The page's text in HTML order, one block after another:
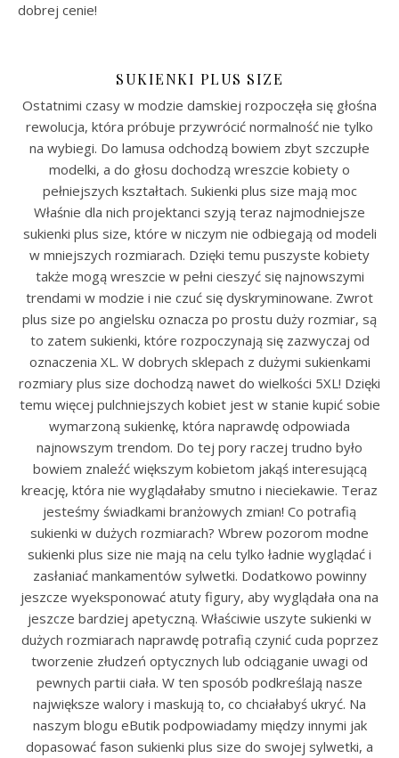
dobrej cenie!
SUKIENKI PLUS SIZE
Ostatnimi czasy w modzie damskiej rozpoczęła się głośna
rewolucja, która próbuje przywrócić normalność nie tylko
na wybiegi. Do lamusa odchodzą bowiem zbyt szczupłe
modelki, a do głosu dochodzą wreszcie kobiety o
pełniejszych kształtach. Sukienki plus size mają moc
Właśnie dla nich projektanci szyją teraz najmodniejsze
sukienki plus size, które w niczym nie odbiegają od modeli
w mniejszych rozmiarach. Dzięki temu puszyste kobiety
także mogą wreszcie w pełni cieszyć się najnowszymi
trendami w modzie i nie czuć się dyskryminowane. Zwrot
plus size po angielsku oznacza po prostu duży rozmiar, są
to zatem sukienki, które rozpoczynają się zazwyczaj od
oznaczenia XL. W dobrych sklepach z dużymi sukienkami
rozmiary plus size dochodzą nawet do wielkości 5XL! Dzięki
temu więcej pulchniejszych kobiet jest w stanie kupić sobie
wymarzoną sukienkę, która naprawdę odpowiada
najnowszym trendom. Do tej pory raczej trudno było
bowiem znaleźć większym kobietom jakąś interesującą
kreację, która nie wyglądałaby smutno i nieciekawie. Teraz
jesteśmy świadkami branżowych zmian! Co potrafią
sukienki w dużych rozmiarach? Wbrew pozorom modne
sukienki plus size nie mają na celu tylko ładnie wyglądać i
zasłaniać mankamentów sylwetki. Dodatkowo powinny
jeszcze wyeksponować atuty figury, aby wyglądała ona na
jeszcze bardziej apetyczną. Właściwie uszyte sukienki w
dużych rozmiarach naprawdę potrafią czynić cuda poprzez
tworzenie złudzeń optycznych lub odciąganie uwagi od
pewnych partii ciała. W ten sposób podkreślają nasze
największe walory i maskują to, co chciałabyś ukryć. Na
naszym blogu eButik podpowiadamy między innymi jak
dopasować fason sukienki plus size do swojej sylwetki, a